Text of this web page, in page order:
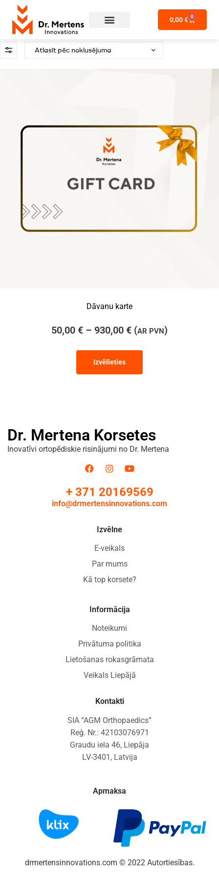
0,00€ 0
Dāvanu karte
50,00 € – 930,00 € (AR PVN)
Izvēlieties
Dr. Mertena Korsetes
Inovatīvi ortopēdiskie risinājumi no Dr. Mertena
+ 371 20169569
info@drmertensinnovations.com
Izvēlne
E-veikals
Par mums
Kā top korsete?
Informācija
Noteikumi
Privātuma politika
Lietošanas rokasgrāmata
Veikals Liepājā
Kontakti
SIA “AGM Orthopaedics”
Reģ. Nr.: 42103076971
Graudu iela 46, Liepāja
LV-3401, Latvija
Apmaksa
drmertensinnovations.com © 2022 Autortiesības.